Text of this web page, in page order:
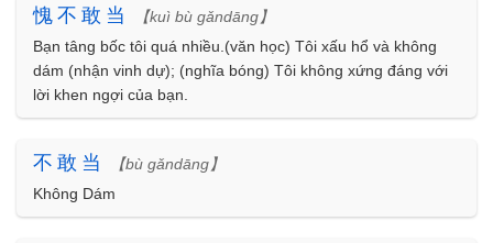
愧 不 敢 当
【kuì bù gǎndāng】
Bạn tâng bốc tôi quá nhiều.(văn học) Tôi xấu hổ và không
dám (nhận vinh dự); (nghĩa bóng) Tôi không xứng đáng với
lời khen ngợi của bạn.
不 敢 当
【bù gǎndāng】
Không Dám